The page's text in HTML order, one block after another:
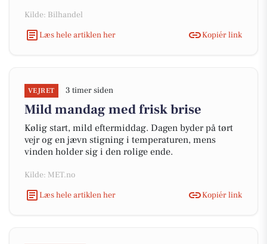
Kilde: Bilhandel
Læs hele artiklen her
Kopiér link
VEJRET 3 timer siden
Mild mandag med frisk brise
Kølig start, mild eftermiddag. Dagen byder på tørt
vejr og en jævn stigning i temperaturen, mens
vinden holder sig i den rolige ende.
Kilde: MET.no
Læs hele artiklen her
Kopiér link